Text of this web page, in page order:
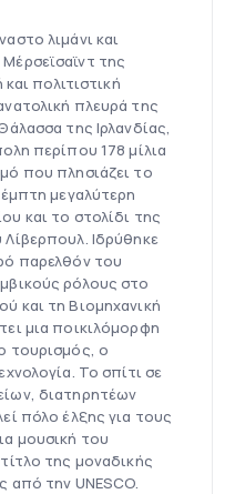
λιμάνι και
της
πολιτιστική
πλευρά της
της Ιρλανδίας,
περίπου 178 μίλια
που πλησιάζει το
μεγαλύτερη
και το στολίδι της
Ιδρύθηκε
παρελθόν του
ρόλους στο
και τη Βιομηχανική
μια ποικιλόμορφη
τουρισμός, ο
Το σπίτι σε
διατηρητέων
πόλο έλξης για τους
μουσική του
της μοναδικής
από την UNESCO.